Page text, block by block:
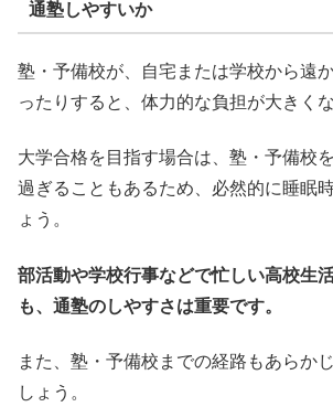
通塾しやすいか
塾・予備校が、自宅または学校から遠
ったりすると、体力的な負担が大きくな
大学合格を目指す場合は、塾・予備校
過ぎることもあるため、必然的に睡眠
ょう。
部活動や学校行事などで忙しい高校生
も、通塾のしやすさは重要です。
また、塾・予備校までの経路もあらか
しょう。